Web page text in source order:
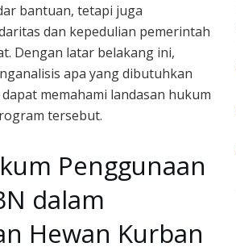
bantuan, tetapi juga
dan kepedulian pemerintah
Dengan latar belakang ini,
apa yang dibutuhkan
memahami landasan hukum
tersebut.
Penggunaan
dalam
Hewan Kurban